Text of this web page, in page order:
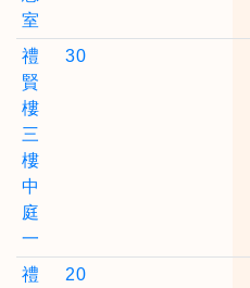
室
禮
賢
樓
三
樓
中
庭
一
30
禮
20